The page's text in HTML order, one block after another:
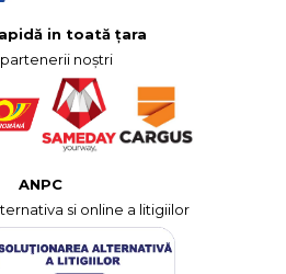
in toată țara
noștri
ANPC
si online a litigiilor